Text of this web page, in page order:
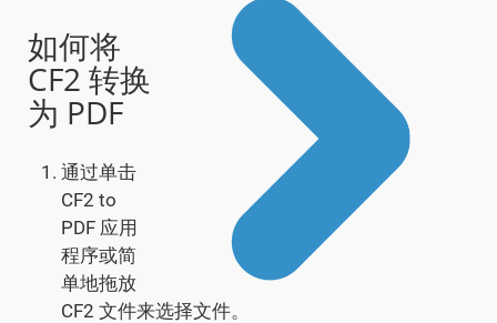
如何将
CF2 转换
为 PDF
通过单击
CF2 to
PDF 应用
程序或简
单地拖放
CF2 文件来选择文件。